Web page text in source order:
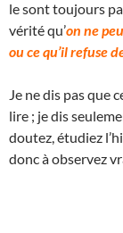
le sont toujours
vérité qu’on ne
ou ce qu’il refuse
Je ne dis pas que
lire ; je dis
doutez, étudiez
donc à observez